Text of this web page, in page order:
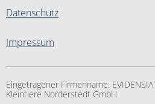
Datenschutz
Impressum
Eingetragener Firmenname:
Kleintiere Norderstedt GmbH